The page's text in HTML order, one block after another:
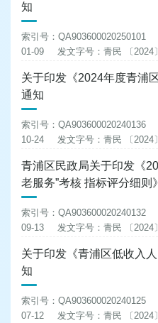
知
索引号：QA903600020250101
01-09
发文字号：青民 〔2024
关于印发《2024年度青浦
通知
索引号：QA903600020240136
10-24
发文字号：青民 〔2024
青浦区民政局关于印发《
老服务”考核 指标评分细则
索引号：QA903600020240132
09-13
发文字号：青民 〔2024
关于印发《青浦区低收入
知
索引号：QA903600020240125
07-12
发文字号：青民 〔2024